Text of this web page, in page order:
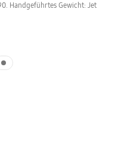
Handgeführtes Gewicht: Jet